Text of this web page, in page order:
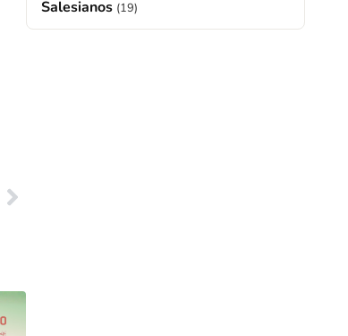
Salesianos (19)